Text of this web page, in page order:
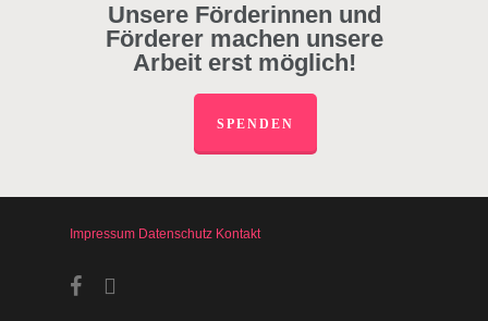
Unsere Förderinnen und
Förderer machen unsere
Arbeit erst möglich!
SPENDEN
Impressum Datenschutz Kontakt
facebookinstagram